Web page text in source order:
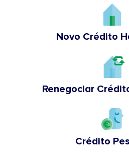
Novo Crédito
Renegociar
Crédito